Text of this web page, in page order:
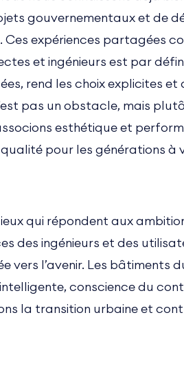
gouvernementaux et de
expériences partagées
et ingénieurs est par
rend les choix explicites et
pas un obstacle, mais
esthétique et
pour les générations à
qui répondent aux
des ingénieurs et des
l’avenir. Les bâtiments
conscience du
la transition urbaine et